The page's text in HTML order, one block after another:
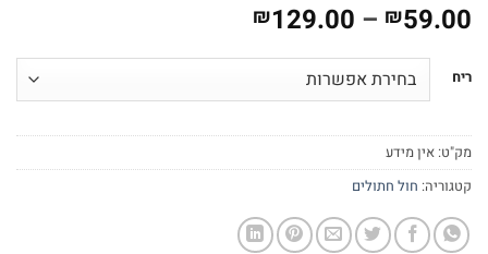
₪59.00
–
₪129.00
עד
ריח
מק"ט: אין מידע
קטגוריה: חול חתולים